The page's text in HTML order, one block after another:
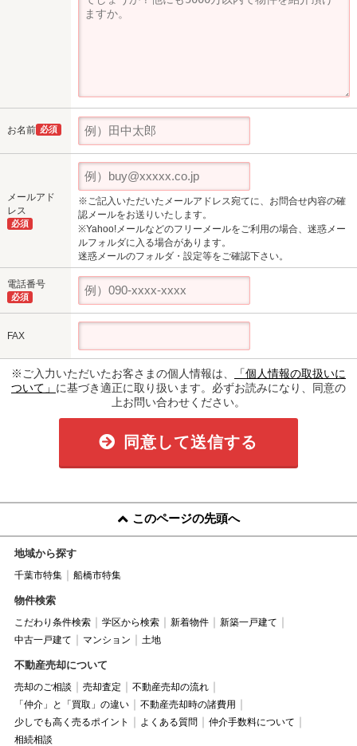
お名前 必須
メールアド
レス
必須
※ご記入いただいたメールアドレス宛てに、お問合せ内容の確
認メールをお送りいたします。
※Yahoo!メールなどのフリーメールをご利用の場合、迷惑メー
ルフォルダに入る場合があります。
迷惑メールのフォルダ・設定等をご確認下さい。
電話番号
必須
FAX
※ご入力いただいたお客さまの個人情報は、
「個人情報の取扱いに
ついて」 に基づき適正に取り扱います。必ずお読みになり、同意の
上お問い合わせください。
同意して送信する
このページの先頭へ
地域から探す
千葉市特集 船橋市特集
物件検索
こだわり条件検索 学区から検索 新着物件
新築一戸建て
中古一戸建て
マンション 土地
不動産売却について
売却のご相談 売却査定
不動産売却の流れ
「仲介」と「買取」の違い
不動産売却時の諸費用
少しでも高く売るポイント
よくある質問
仲介手数料について
相続相談